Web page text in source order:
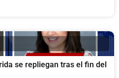
se repliegan tras el fin del